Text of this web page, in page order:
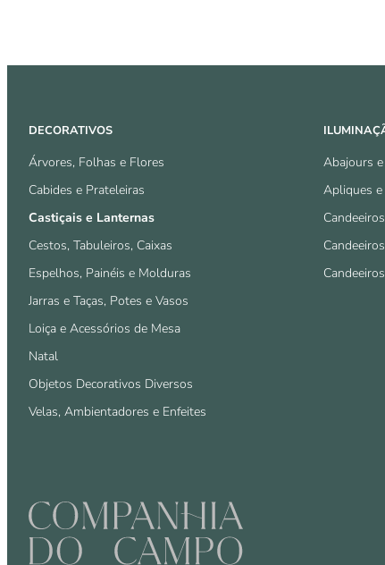
DECORATIVOS
Árvores, Folhas e Flores
Cabides e Prateleiras
Castiçais e Lanternas
Cestos, Tabuleiros, Caixas
Espelhos, Painéis e Molduras
Jarras e Taças, Potes e Vasos
Loiça e Acessórios de Mesa
Natal
Objetos Decorativos Diversos
Velas, Ambientadores e Enfeites
Abajours
Apliques